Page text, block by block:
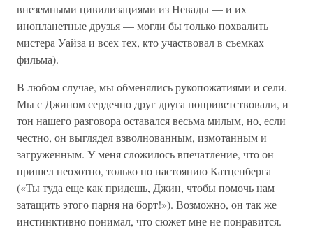
внеземными цивилизациями из Невады — и их
инопланетные друзья — могли бы только похвалить
мистера Уайза и всех тех, кто участвовал в съемках
фильма).
В любом случае, мы обменялись рукопожатиями и сели.
Мы с Джином сердечно друг друга поприветствовали, и
тон нашего разговора оставался весьма милым, но, если
честно, он выглядел взволнованным, измотанным и
загруженным. У меня сложилось впечатление, что он
пришел неохотно, только по настоянию Катценберга
(«Ты туда еще как придешь, Джин, чтобы помочь нам
затащить этого парня на борт!»). Возможно, он так же
инстинктивно понимал, что сюжет мне не понравится.